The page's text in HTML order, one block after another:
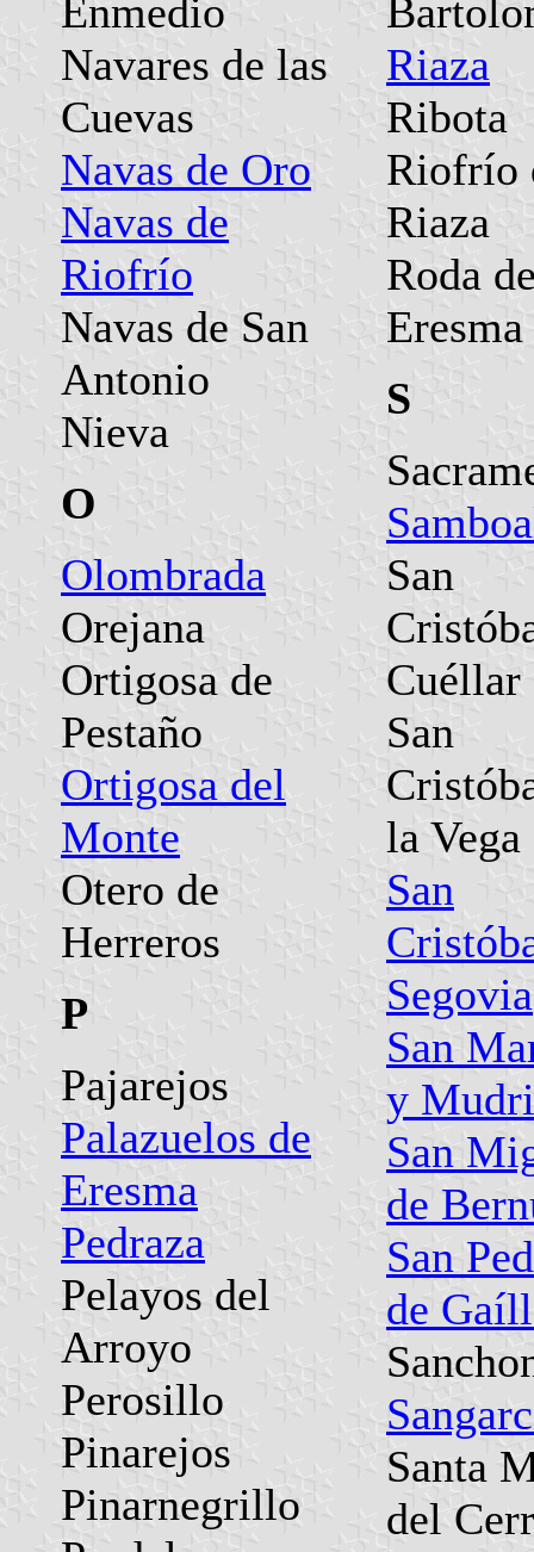
Enmedio
Navares de las
Cuevas
Navas de Oro
Navas de
Riofrío
Navas de San
Antonio
Nieva
O
Olombrada
Orejana
Ortigosa de
Pestaño
Ortigosa del
Monte
Otero de
Herreros
P
Pajarejos
Palazuelos de
Eresma
Pedraza
Pelayos del
Arroyo
Perosillo
Pinarejos
Pinarnegrillo
Riaza
Ribota
Riofrío
Riaza
Roda
Eresma
S
San
Cuéllar
San
la Vega
San
Segovia
San
y
San
de
San
de
Santa
del